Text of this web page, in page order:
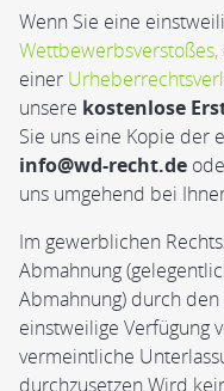
Wenn Sie eine
Wettbewerbsverstoßes,
einer
unsere kostenlose
Sie uns eine Kopie der
info@wd-recht.de
uns umgehend bei
Im gewerblichen
Abmahnung
Abmahnung) durch
einstweilige Verfügung
vermeintliche
durchzusetzen.Wird